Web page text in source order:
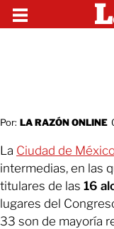
Por: LA RAZÓN ONLINE
La Ciudad de
intermedias, en las
titulares de las 16
lugares del
33 son de mayoría